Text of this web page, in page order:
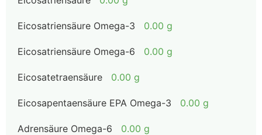
Eicosatriensäure Omega-3 0.00 g
Eicosatriensäure Omega-6 0.00 g
Eicosatetraensäure 0.00 g
Eicosapentaensäure EPA Omega-3 0.00 g
Adrensäure Omega-6 0.00 g